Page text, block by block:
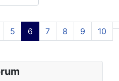
Seite 6 von 129
5 6 7 8 9 10